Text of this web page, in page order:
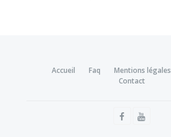
Accueil Faq Mentions légales
Contact